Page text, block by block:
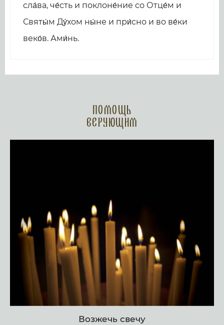
сла́ва, че́сть и поклоне́ние со Отце́м и
Святы́м Ду́хом ны́не и при́сно и во ве́ки
веко́в. Ами́нь.
Помощь
верующим
Возжечь свечу